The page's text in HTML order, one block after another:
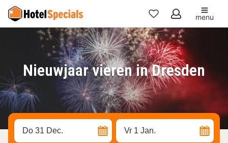
Mijn
favorieten
menu
Nieuwjaar vieren in Dresden
Do 31 Dec. Vr 1 Jan.